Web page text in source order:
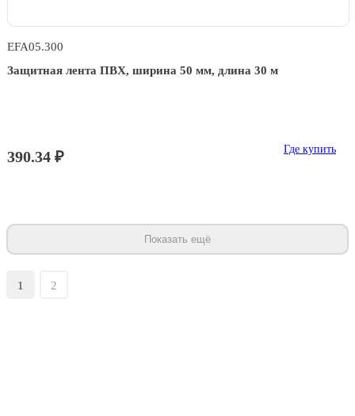
EFA05.300
Защитная лента ПВХ, ширина 50 мм, длина 30 м
390.34 ₽ Где купить
Показать ещё
1 2